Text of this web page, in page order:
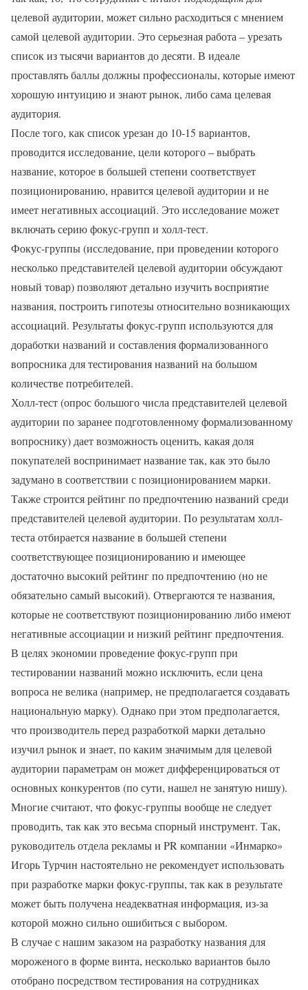
целевой аудитории, может сильно расходиться с мнением
самой целевой аудитории. Это серьезная работа – урезать
список из тысячи вариантов до десяти. В идеале
проставлять баллы должны профессионалы, которые имеют
хорошую интуицию и знают рынок, либо сама целевая
аудитория.
После того, как список урезан до 10-15 вариантов,
проводится исследование, цели которого – выбрать
название, которое в большей степени соответствует
позиционированию, нравится целевой аудитории и не
имеет негативных ассоциаций. Это исследование может
включать серию фокус-групп и холл-тест.
Фокус-группы (исследование, при проведении которого
несколько представителей целевой аудитории обсуждают
новый товар) позволяют детально изучить восприятие
названия, построить гипотезы относительно возникающих
ассоциаций. Результаты фокус-групп используются для
доработки названий и составления формализованного
вопросника для тестирования названий на большом
количестве потребителей.
Холл-тест (опрос большого числа представителей целевой
аудитории по заранее подготовленному формализованному
вопроснику) дает возможность оценить, какая доля
покупателей воспринимает название так, как это было
задумано в соответствии с позиционированием марки.
Также строится рейтинг по предпочтению названий среди
представителей целевой аудитории. По результатам холл-
теста отбирается название в большей степени
соответствующее позиционированию и имеющее
достаточно высокий рейтинг по предпочтению (но не
обязательно самый высокий). Отвергаются те названия,
которые не соответствуют позиционированию либо имеют
негативные ассоциации и низкий рейтинг предпочтения.
В целях экономии проведение фокус-групп при
тестировании названий можно исключить, если цена
вопроса не велика (например, не предполагается создавать
национальную марку). Однако при этом предполагается,
что производитель перед разработкой марки детально
изучил рынок и знает, по каким значимым для целевой
аудитории параметрам он может дифференцироваться от
основных конкурентов (по сути, нашел не занятую нишу).
Многие считают, что фокус-группы вообще не следует
проводить, так как это весьма спорный инструмент. Так,
руководитель отдела рекламы и PR компании «Инмарко»
Игорь Турчин настоятельно не рекомендует использовать
при разработке марки фокус-группы, так как в результате
может быть получена неадекватная информация, из-за
которой можно сильно ошибиться с выбором.
В случае с нашим заказом на разработку названия для
мороженого в форме винта, несколько вариантов было
отобрано посредством тестирования на сотрудниках